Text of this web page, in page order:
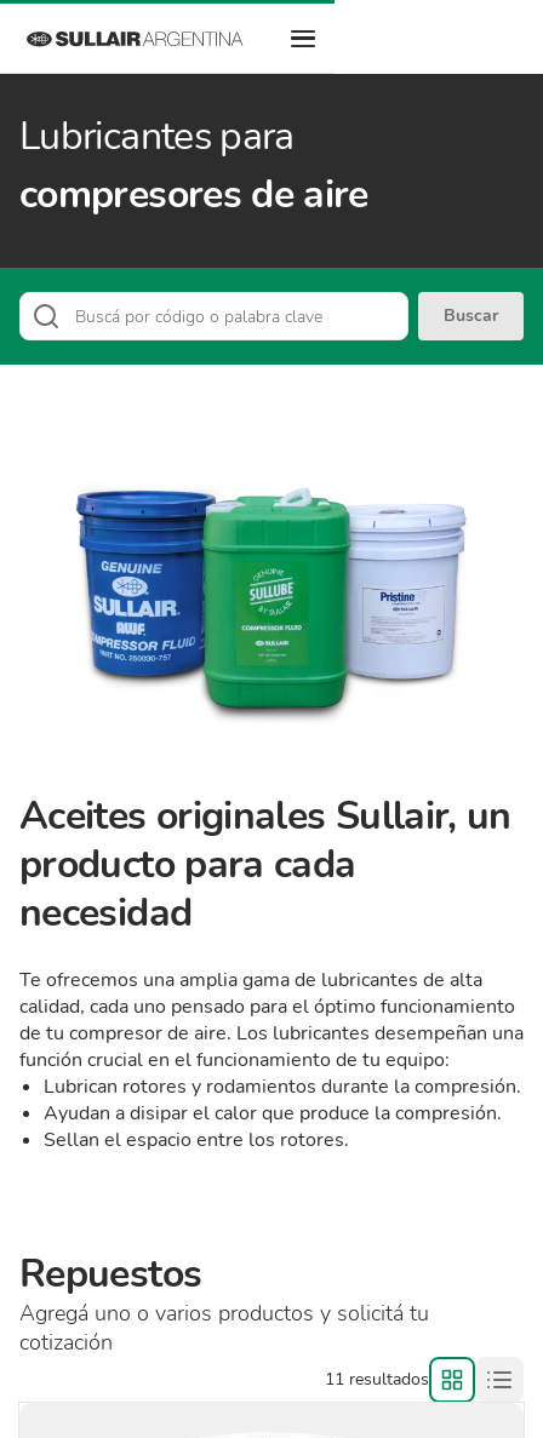
Lubricantes para
compresores de aire
Buscar
Aceites originales Sullair, un
producto para cada
necesidad
Te ofrecemos una amplia gama de lubricantes de alta
calidad, cada uno pensado para el óptimo funcionamiento
de tu compresor de aire. Los lubricantes desempeñan una
función crucial en el funcionamiento de tu equipo:
Lubrican rotores y rodamientos durante la compresión.
Ayudan a disipar el calor que produce la compresión.
Sellan el espacio entre los rotores.
Repuestos
Agregá uno o varios productos y solicitá tu
cotización
11 resultados